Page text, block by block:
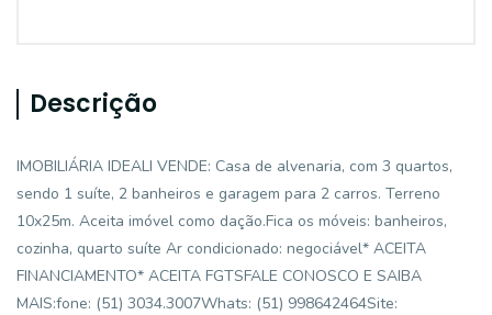
Descrição
IMOBILIÁRIA IDEALI VENDE: Casa de alvenaria, com 3 quartos,
sendo 1 suíte, 2 banheiros e garagem para 2 carros. Terreno
10x25m. Aceita imóvel como dação.Fica os móveis: banheiros,
cozinha, quarto suíte Ar condicionado: negociável* ACEITA
FINANCIAMENTO* ACEITA FGTSFALE CONOSCO E SAIBA
MAIS:fone: (51) 3034.3007Whats: (51) 998642464Site: